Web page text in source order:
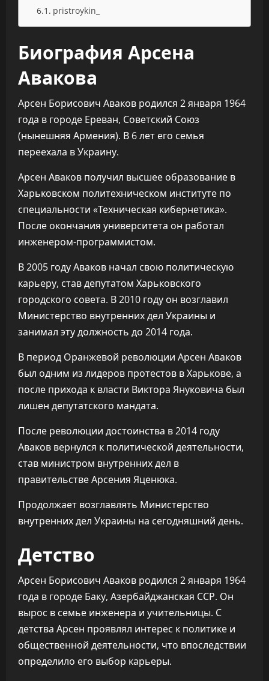
pristroykin_
Биография Арсена
Авакова
Арсен Борисович Аваков родился 2 января 1964
года в городе Ереван, Советский Союз
(нынешняя Армения). В 6 лет его семья
переехала в Украину.
Арсен Аваков получил высшее образование в
Харьковском политехническом институте по
специальности «Техническая кибернетика».
После окончания университета он работал
инженером-программистом.
В 2005 году Аваков начал свою политическую
карьеру, став депутатом Харьковского
городского совета. В 2010 году он возглавил
Министерство внутренних дел Украины и
занимал эту должность до 2014 года.
В период Оранжевой революции Арсен Аваков
был одним из лидеров протестов в Харькове, а
после прихода к власти Виктора Януковича был
лишен депутатского мандата.
После революции достоинства в 2014 году
Аваков вернулся к политической деятельности,
став министром внутренних дел в
правительстве Арсения Яценюка.
Продолжает возглавлять Министерство
внутренних дел Украины на сегодняшний день.
Детство
Арсен Борисович Аваков родился 2 января 1964
года в городе Баку, Азербайджанская ССР. Он
вырос в семье инженера и учительницы. С
детства Арсен проявлял интерес к политике и
общественной деятельности, что впоследствии
определило его выбор карьеры.